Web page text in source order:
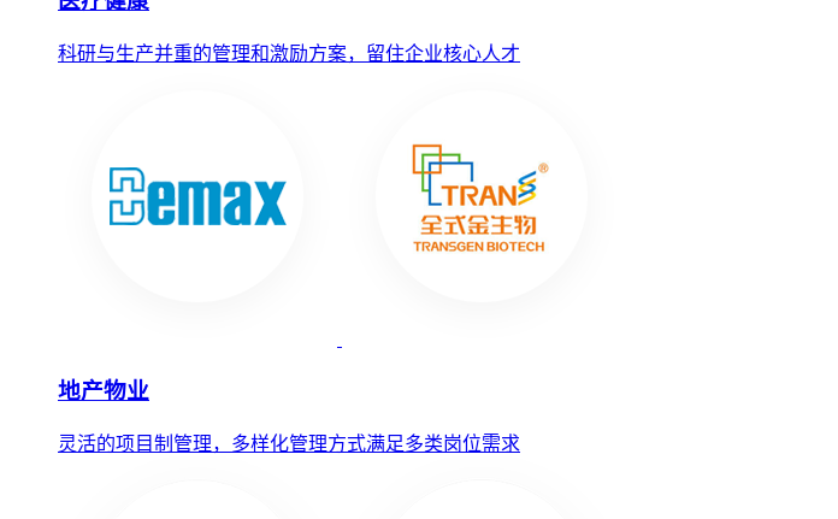
科研与生产并重的管理和激励方案，留住企业核心人才
地产物业
灵活的项目制管理，多样化管理方式满足多类岗位需求